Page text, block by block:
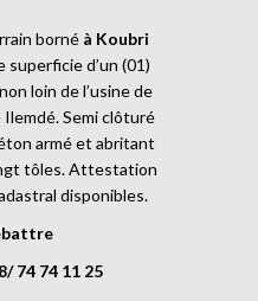
borné à Koubri
superficie d’un (01)
loin de l’usine de
Ilemdé. Semi clôturé
armé et abritant
tôles. Attestation
disponibles.
74 74 11 25